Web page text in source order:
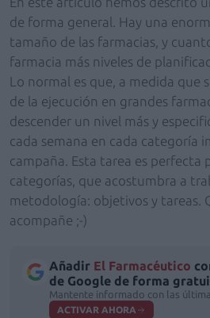
de forma general. Hay una
tamaño de las farmacias, y
farmacia más niveles de
Lo normal es que, a medida que
de la ejecución en grandes
descender un nivel más y
cada semana en cada categoría
campaña. Esta tarea es perfecta
categorías, que acostumbra a
metodología: objetivos y tareas.
acompañe ;-)
Añadir El Farmacéutico
de Google de forma
Mantente informado con las
ACTIVAR AHORA